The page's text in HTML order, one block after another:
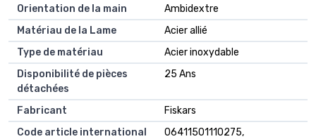
Orientation de la main
Ambidextre
Matériau de la Lame
Acier allié
Type de matériau
Acier inoxydable
Disponibilité de pièces
détachées
25 Ans
Fabricant
Fiskars
Code article international
06411501110275,